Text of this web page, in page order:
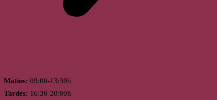
Matins: 09:00-13:30h
Tardes: 16:30-20:00h